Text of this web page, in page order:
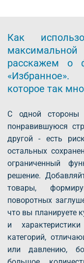
Как
расскажем о
которое так
С одной
понравившуюся
другой - есть
остальных
ограниченный
решение.
товары,
поворотных
что вы планируете
и
категорий,
или давлению,